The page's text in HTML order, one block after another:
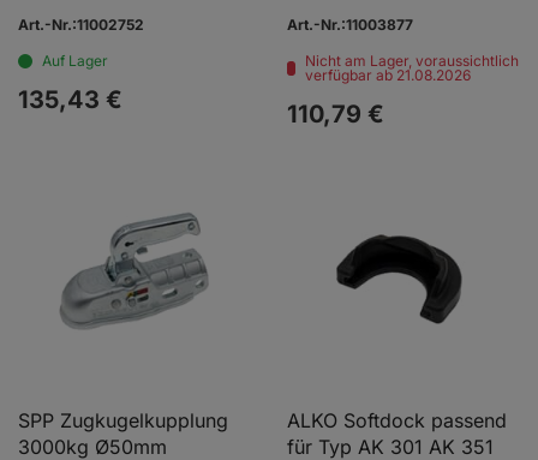
Art.-Nr.:11002752
Auf Lager
135,43 €
Art.-Nr.:11003877
Nicht am Lager, voraussichtlich
verfügbar ab 21.08.2026
110,79 €
SPP Zugkugelkupplung
3000kg Ø50mm
ALKO Softdock passend
für Typ AK 301 AK 351